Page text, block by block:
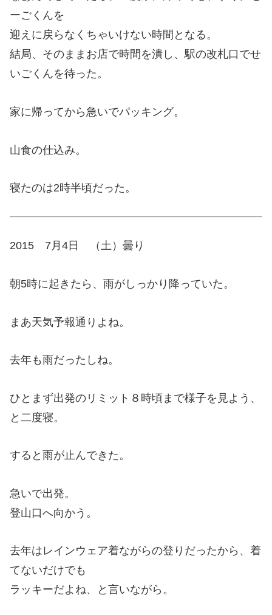
ーごくんを
迎えに戻らなくちゃいけない時間となる。
結局、そのままお店で時間を潰し、駅の改札口でせ
いごくんを待った。
家に帰ってから急いでパッキング。
山食の仕込み。
寝たのは2時半頃だった。
2015 7月4日 （土）曇り
朝5時に起きたら、雨がしっかり降っていた。
まあ天気予報通りよね。
去年も雨だったしね。
ひとまず出発のリミット８時頃まで様子を見よう、
と二度寝。
すると雨が止んできた。
急いで出発。
登山口へ向かう。
去年はレインウェア着ながらの登りだったから、着
てないだけでも
ラッキーだよね、と言いながら。